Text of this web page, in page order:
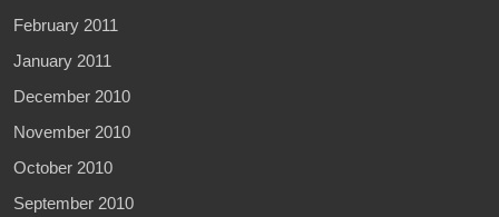
February 2011
January 2011
December 2010
November 2010
October 2010
September 2010